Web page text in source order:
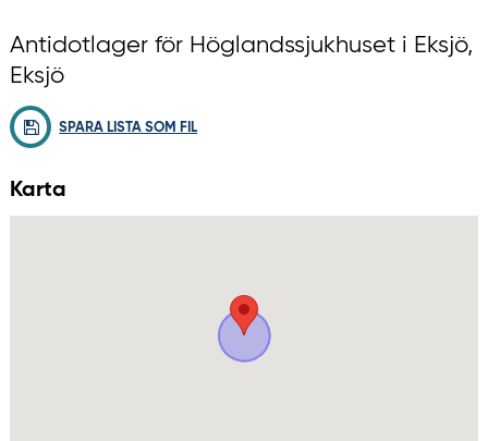
Antidotlager för Höglandssjukhuset i Eksjö,
Eksjö
SPARA LISTA SOM FIL
Karta